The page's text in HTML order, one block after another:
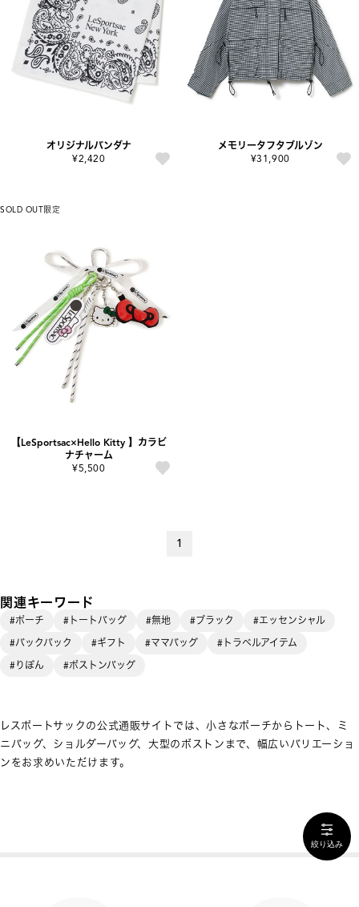
オリジナルバンダナ
¥2,420
メモリータフタブルゾン
¥31,900
SOLD OUT限定
【LeSportsac×Hello Kitty 】カラビ
ナチャーム
¥5,500
1
関連キーワード
#ポーチ #トートバッグ #無地 #ブラック
#エッセンシャル
#バックパック
#ギフト #ママバッグ
#トラベルアイテム
#りぼん
#ボストンバッグ
レスポートサックの公式通販サイトでは、小さなポーチからトート、ミ
ニバッグ、ショルダーバッグ、大型のボストンまで、幅広いバリエーショ
ンをお求めいただけます。
絞り込み